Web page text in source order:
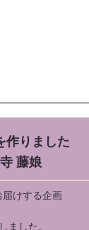
作りました
藤娘
けする企画
ました。